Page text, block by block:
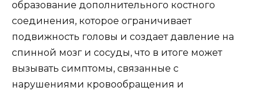
образование дополнительного костного
соединения, которое ограничивает
подвижность головы и создает давление на
спинной мозг и сосуды, что в итоге может
вызывать симптомы, связанные с
нарушениями кровообращения и